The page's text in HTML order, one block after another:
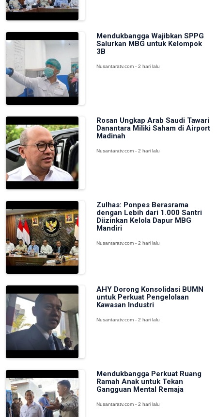
Mendukbangga Wajibkan SPPG
Salurkan MBG untuk Kelompok
3B
Nusantaratv.com - 2 hari lalu
Rosan Ungkap Arab Saudi Tawari
Danantara Miliki Saham di Airport
Madinah
Nusantaratv.com - 2 hari lalu
Zulhas: Ponpes Berasrama
dengan Lebih dari 1.000 Santri
Diizinkan Kelola Dapur MBG
Mandiri
Nusantaratv.com - 2 hari lalu
AHY Dorong Konsolidasi BUMN
untuk Perkuat Pengelolaan
Kawasan Industri
Nusantaratv.com - 2 hari lalu
Mendukbangga Perkuat Ruang
Ramah Anak untuk Tekan
Gangguan Mental Remaja
Nusantaratv.com - 2 hari lalu